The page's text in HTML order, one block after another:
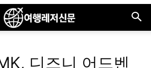
디즈니 어드벤